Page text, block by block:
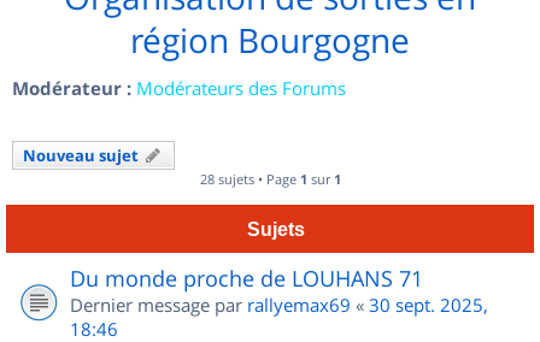
région Bourgogne
Modérateur : Modérateurs des Forums
Nouveau sujet
28 sujets • Page 1 sur 1
Sujets
Du monde proche de LOUHANS 71
Dernier message par rallyemax69 « 30 sept. 2025,
18:46